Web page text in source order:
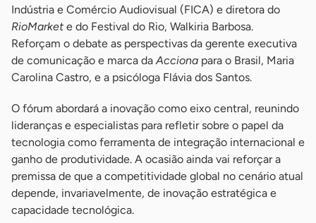
Indústria e Comércio Audiovisual (FICA) e diretora do
RioMarket e do Festival do Rio, Walkiria Barbosa.
Reforçam o debate as perspectivas da gerente executiva
de comunicação e marca daAcciona para o Brasil, Maria
Carolina Castro, e a psicóloga Flávia dos Santos.
O fórum abordará a inovação como eixo central, reunindo
lideranças e especialistas para refletir sobre o papel da
tecnologia como ferramenta de integração internacional e
ganho de produtividade. A ocasião ainda vai reforçar a
premissa de que a competitividade global no cenário atual
depende, invariavelmente, de inovação estratégica e
capacidade tecnológica.